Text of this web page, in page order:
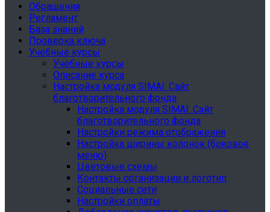
Обращения
Регламент
База знаний
Проверка ключа
Учебные курсы
Учебные курсы
Описание курса
Настройка модуля SIMAI: Сайт
благотворительного фонда
Настройка модуля SIMAI: Сайт
благотворительного фонда
Настройки режима отображения
Настройка ширины колонок (боковое
меню)
Цветовые схемы
Контакты организации и логотип
Социальные сети
Настройки оплаты